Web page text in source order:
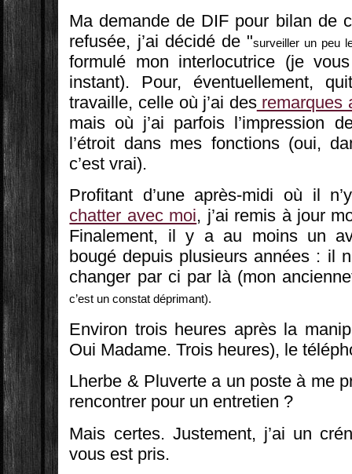
Ma demande de DIF pour bilan de
refusée, j’ai décidé de "surveiller un peu
formulé mon interlocutrice (je
instant). Pour, éventuellement,
travaille, celle où j’ai desremarques
mais où j’ai parfois l’impression
l’étroit dans mes fonctions (oui,
c’est vrai).
Profitant d’une après-midi où il
chatter avec moi, j’ai remis à jour
Finalement, il y a au moins un
bougé depuis plusieurs années : il
changer par ci par là (mon
c’est un constat déprimant).
Environ trois heures après la
Oui Madame. Trois heures), le
Lherbe & Pluverte a un poste à me
rencontrer pour un entretien ?
Mais certes. Justement, j’ai un
vous est pris.